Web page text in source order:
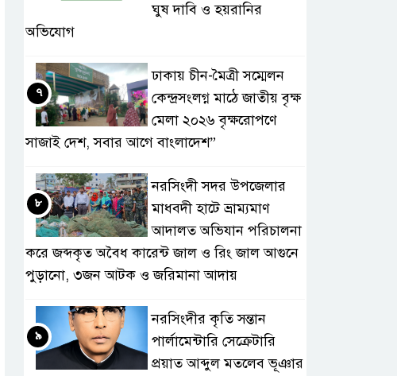
ঘুষ দাবি ও হয়রানির
অভিযোগ
ঢাকায় চীন-মৈত্রী সম্মেলন
কেন্দ্রসংলগ্ন মাঠে জাতীয় বৃক্ষ
মেলা ২০২৬ বৃক্ষরোপণে
সাজাই দেশ, সবার আগে বাংলাদেশ”
৭
নরসিংদী সদর উপজেলার
মাধবদী হাটে ভ্রাম্যমাণ
আদালত অভিযান পরিচালনা
করে জব্দকৃত অবৈধ কারেন্ট জাল ও রিং জাল আগুনে
পুড়ানো, ৩জন আটক ও জরিমানা আদায়
৮
নরসিংদীর কৃতি সন্তান
পার্লামেন্টারি সেক্রেটারি
প্রয়াত আব্দুল মতলেব ভূঞার
৯